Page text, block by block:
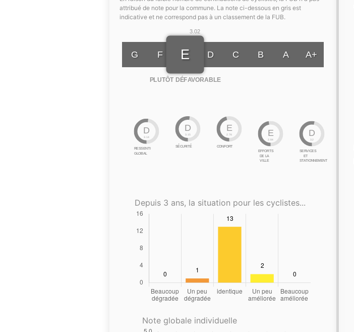
attribué de note pour la commune. La note ci-dessous en gris est
indicative et ne correspond pas à un classement de la FUB.
G F
3.02
E
PLUTÔT DÉFAVORABLE
D C B A A+
D
3.14
RESSENTI
GLOBAL
D
3.15
SÉCURITÉ
E
2.76
CONFORT
E
2.84
EFFORTS
DE LA
VILLE
D
3.2
SERVICES
ET
STATIONNEMENT
Depuis 3 ans, la situation pour les cyclistes...
Note globale individuelle